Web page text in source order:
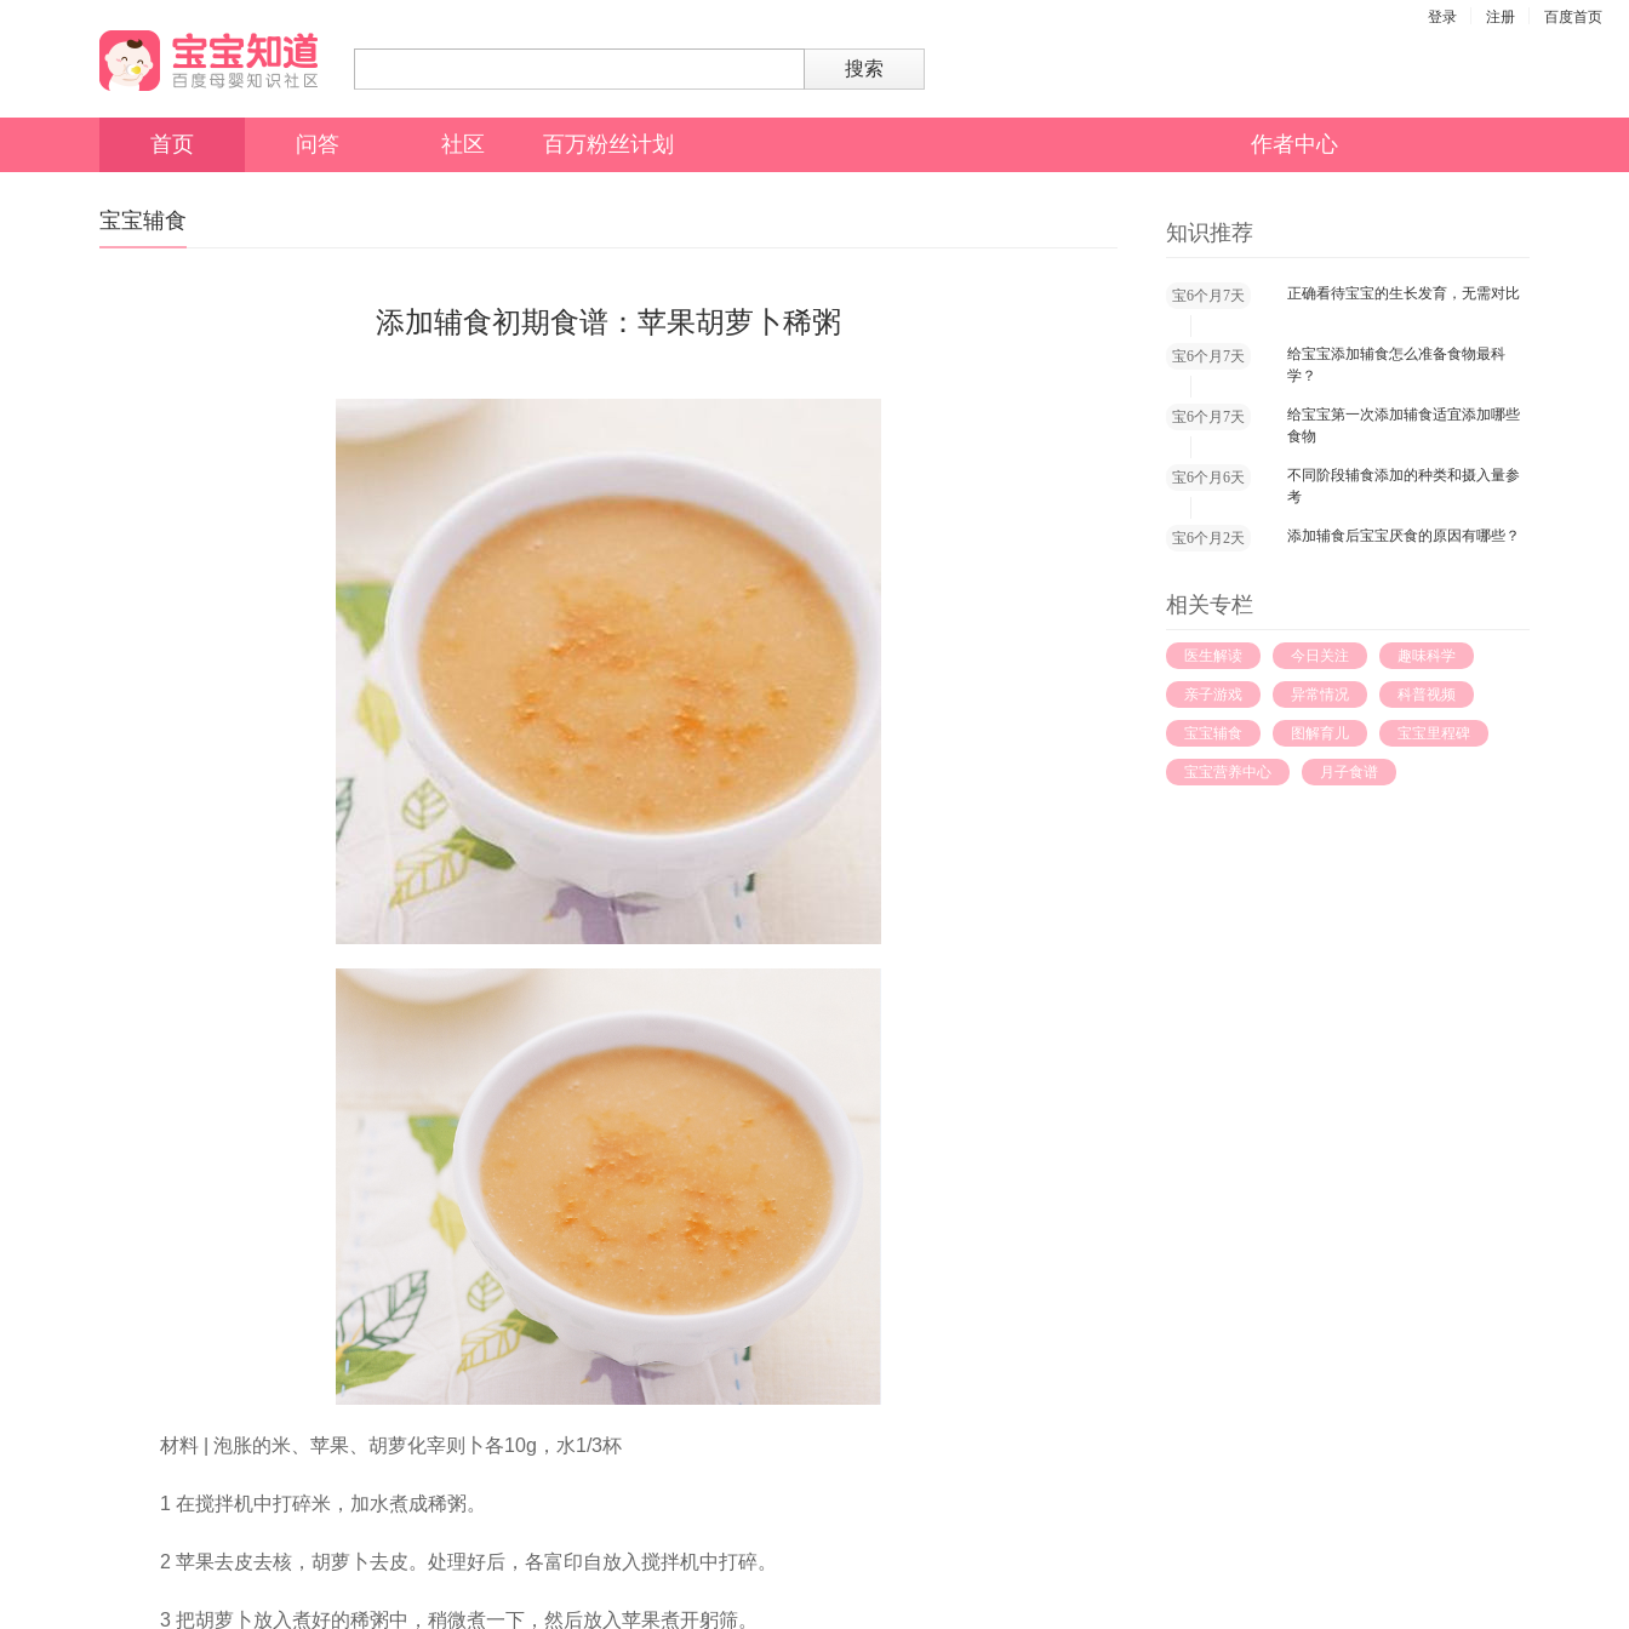
登录 注册 百度首页
搜索
首页 问答 社区 百万粉丝计划 作者中心
知识推荐
宝6个月7天 正确看待宝宝的生长发育，无需对比
宝6个月7天
给宝宝添加辅食怎么准备食物最科
学？
宝6个月7天
给宝宝第一次添加辅食适宜添加哪些
食物
宝6个月6天
不同阶段辅食添加的种类和摄入量参
考
宝6个月2天 添加辅食后宝宝厌食的原因有哪些？
相关专栏
医生解读 今日关注 趣味科学
亲子游戏 异常情况 科普视频
宝宝辅食 图解育儿 宝宝里程碑
宝宝营养中心 月子食谱
宝宝辅食
添加辅食初期食谱：苹果胡萝卜稀粥
材料 | 泡胀的米、苹果、胡萝化宰则卜各10g，水1/3杯
1 在搅拌机中打碎米，加水煮成稀粥。
2 苹果去皮去核，胡萝卜去皮。处理好后，各富印自放入搅拌机中打碎。
3 把胡萝卜放入煮好的稀粥中，稍微煮一下，然后放入苹果煮开躬筛。